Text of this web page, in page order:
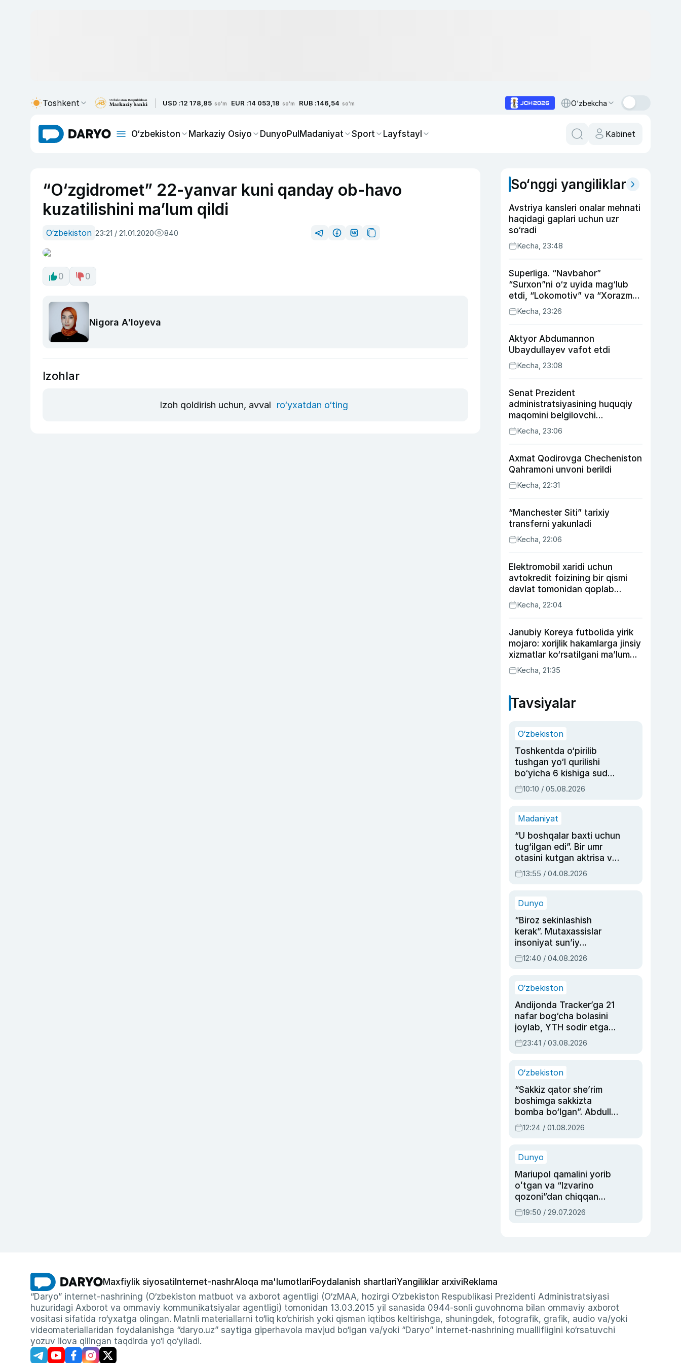
Toshkent USD :12 178,85 so'm EUR :14 053,18 so'm RUB :146,54 so'm O‘zbekcha
O‘zbekiston Markaziy Osiyo DunyoPulMadaniyat Sport Layfstayl Kabinet
“O‘zgidromet” 22-yanvar kuni qanday ob-havo
kuzatilishini ma’lum qildi
O‘zbekiston 23:21 / 21.01.2020 840
0 0
Nigora A'loyeva
Izohlar
Izoh qoldirish uchun, avval ro‘yxatdan o‘ting
So‘nggi yangiliklar
Avstriya kansleri onalar mehnati
haqidagi gaplari uchun uzr
so‘radi
Kecha, 23:48
Superliga. “Navbahor”
“Surxon”ni o‘z uyida mag‘lub
etdi, “Lokomotiv” va “Xorazm”
uyda g‘alaba qozondi
Kecha, 23:26
Aktyor Abdu­mannon
Ubaydullayev vafot etdi
Kecha, 23:08
Senat Prezident
administratsiyasining huquqiy
maqomini belgilovchi
konstitutsiyaviy qonunni
ma’qulladi
Kecha, 23:06
Axmat Qodirovga Checheniston
Qahramoni unvoni berildi
Kecha, 22:31
“Manchester Siti” tarixiy
transferni yakunladi
Kecha, 22:06
Elektromobil xaridi uchun
avtokredit foizining bir qismi
davlat tomonidan qoplab
berilishi mumkin
Kecha, 22:04
Janubiy Koreya futbolida yirik
mojaro: xorijlik hakamlarga jinsiy
xizmatlar ko‘rsatilgani ma’lum
qilindi
Kecha, 21:35
Tavsiyalar
O‘zbekiston
Toshkentda o‘pirilib
tushgan yo‘l qurilishi
bo‘yicha 6 kishiga sud
hukmi o‘qildi
10:10 / 05.08.2026
Madaniyat
“U boshqalar baxti uchun
tug‘ilgan edi”. Bir umr
otasini kutgan aktrisa va
dublyaj ustasi Rimma
Ahmedovaning
13:55 / 04.08.2026
Dunyo
“Biroz sekinlashish
kerak”. Mutaxassislar
insoniyat sun’iy
intellektni boshqara
olmay qolishidan xavotir
12:40 / 04.08.2026
O‘zbekiston
Andijonda Tracker’ga 21
nafar bog‘cha bolasini
joylab, YTH sodir etgan
ayolga sud hukmi o‘qildi
23:41 / 03.08.2026
O‘zbekiston
“Sakkiz qator she’rim
boshimga sakkizta
bomba bo‘lgan”. Abdulla
Oripovni siyosiy
ayblovlardan asrab
12:24 / 01.08.2026
Dunyo
Mariupol qamalini yorib
oʻtgan va “Izvarino
qozoni”dan chiqqan
qahramon — Ukraina
armiyasi bosh
19:50 / 29.07.2026
Maxfiylik siyosati Internet-nashrAloqa ma'lumotlariFoydalanish shartlariYangiliklar arxiviReklama
“Daryo” internet-nashrining (O‘zbekiston matbuot va axborot agentligi (O‘zMAA, hozirgi O‘zbekiston Respublikasi Prezidenti Administratsiyasi
huzuridagi Axborot va ommaviy kommunikatsiyalar agentligi) tomonidan 13.03.2015 yil sanasida 0944-sonli guvohnoma bilan ommaviy axborot
vositasi sifatida ro‘yxatga olingan. Matnli materiallarni to‘liq ko‘chirish yoki qisman iqtibos keltirishga, shuningdek, fotografik, grafik, audio va/yoki
videomateriallaridan foydalanishga “daryo.uz” saytiga giperhavola mavjud bo‘lgan va/yoki “Daryo” internet-nashrining muallifligini ko‘rsatuvchi
yozuv ilova qilingan taqdirda yo‘l qo‘yiladi.